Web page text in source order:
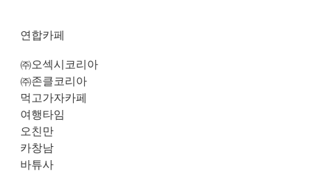
연합카페
㈜오섹시코리아
㈜존클코리아
먹고가자카페
여행타임
오친만
카창남
바튜사